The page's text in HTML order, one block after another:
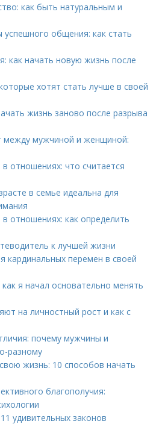
как быть натуральным и
успешного общения: как стать
как начать новую жизнь после
хотят стать лучше в своей
жизнь заново после разрыва
между мужчиной и женщиной:
в отношениях: что считается
в семье идеальна для
в отношениях: как определить
к лучшей жизни
кардинальных перемен в своей
я начал основательно менять
на личностный рост и как с
почему мужчины и
разному
жизнь: 10 способов начать
благополучия:
удивительных законов